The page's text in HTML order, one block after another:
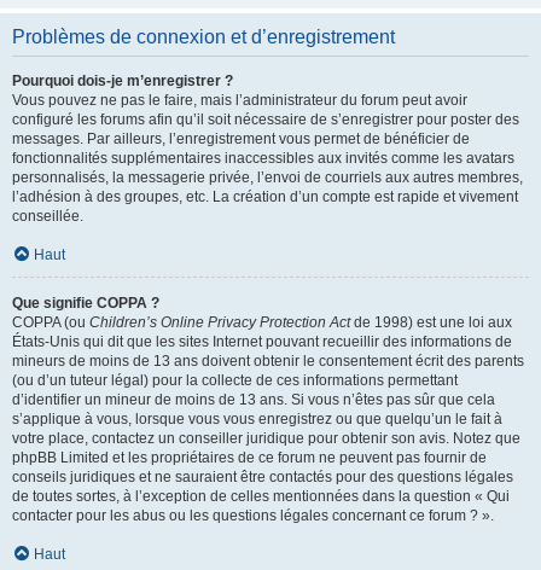
Problèmes de connexion et d’enregistrement
Pourquoi dois-je m’enregistrer ?
Vous pouvez ne pas le faire, mais l’administrateur du forum peut avoir
configuré les forums afin qu’il soit nécessaire de s’enregistrer pour poster des
messages. Par ailleurs, l’enregistrement vous permet de bénéficier de
fonctionnalités supplémentaires inaccessibles aux invités comme les avatars
personnalisés, la messagerie privée, l’envoi de courriels aux autres membres,
l’adhésion à des groupes, etc. La création d’un compte est rapide et vivement
conseillée.
Haut
Que signifie COPPA ?
COPPA (ou Children’s Online Privacy Protection Actde 1998) est une loi aux
États-Unis qui dit que les sites Internet pouvant recueillir des informations de
mineurs de moins de 13 ans doivent obtenir le consentement écrit des parents
(ou d’un tuteur légal) pour la collecte de ces informations permettant
d’identifier un mineur de moins de 13 ans. Si vous n’êtes pas sûr que cela
s’applique à vous, lorsque vous vous enregistrez ou que quelqu’un le fait à
votre place, contactez un conseiller juridique pour obtenir son avis. Notez que
phpBB Limited et les propriétaires de ce forum ne peuvent pas fournir de
conseils juridiques et ne sauraient être contactés pour des questions légales
de toutes sortes, à l’exception de celles mentionnées dans la question « Qui
contacter pour les abus ou les questions légales concernant ce forum ? ».
Haut